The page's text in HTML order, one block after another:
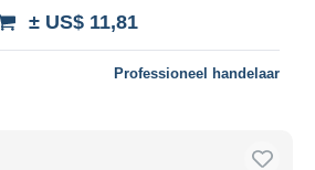
± US$ 11,81
Professioneel handelaar